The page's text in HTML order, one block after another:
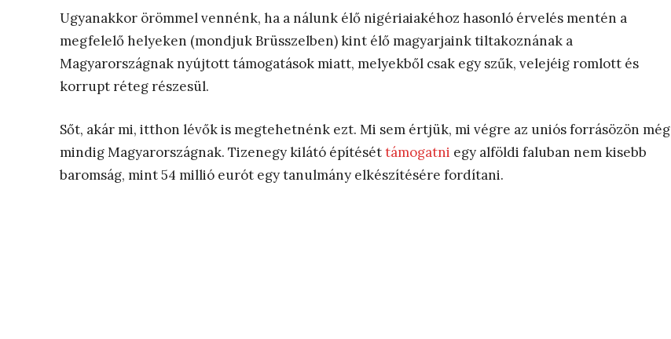
Ugyanakkor örömmel vennénk, ha a nálunk élő nigériaiakéhoz hasonló érvelés mentén a
megfelelő helyeken (mondjuk Brüsszelben) kint élő magyarjaink tiltakoznának a
Magyarországnak nyújtott támogatások miatt, melyekből csak egy szűk, velejéig romlott és
korrupt réteg részesül.
Sőt, akár mi, itthon lévők is megtehetnénk ezt. Mi sem értjük, mi végre az uniós forrásözön még
mindig Magyarországnak. Tizenegy kilátó építéséttámogatni egy alföldi faluban nem kisebb
baromság, mint 54 millió eurót egy tanulmány elkészítésére fordítani.